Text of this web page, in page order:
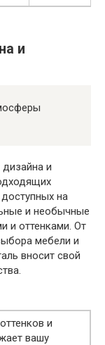
и
и
на
и необычные
и оттенками. От
мебели и
вносит свой
и
вашу